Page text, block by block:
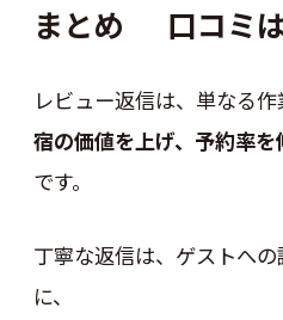
まとめ 口コミ
レビュー返信は、単なる作
宿の価値を上げ、予約率
です。
丁寧な返信は、ゲストへ
に、